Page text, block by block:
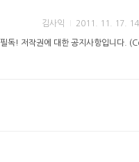
김사익 2011. 11. 17.
필독! 저작권에 대한 공지사항입니다.